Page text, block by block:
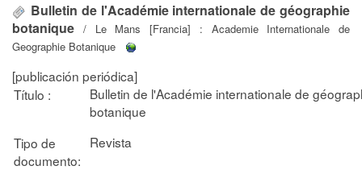
Bulletin de l'Académie internationale de géographie
botanique / Le Mans [Francia] : Academie Internationale de
Geographie Botanique
[publicación periódica]
Título :
Bulletin de l'Académie internationale de
botanique
Tipo de
documento:
Revista